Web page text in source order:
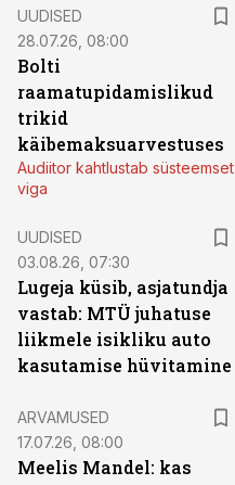
UUDISED
28.07.26, 08:00
Bolti
raamatupidamislikud
trikid
käibemaksuarvestuses
Audiitor kahtlustab süsteemset
viga
UUDISED
03.08.26, 07:30
Lugeja küsib, asjatundja
vastab: MTÜ juhatuse
liikmele isikliku auto
kasutamise hüvitamine
ARVAMUSED
17.07.26, 08:00
Meelis Mandel: kas